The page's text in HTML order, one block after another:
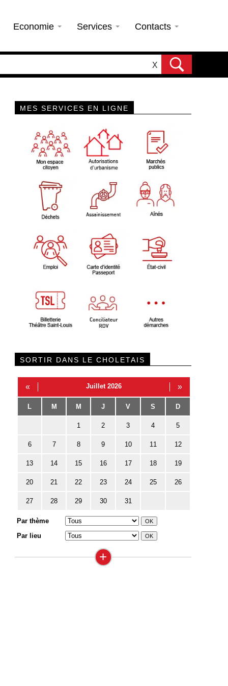
Economie Services Contacts
X
MES SERVICES EN LIGNE
SORTIR DANS LE CHOLETAIS
« Juillet 2026 »
L M M J V S D
1 2 3 4 5
6 7 8 9 10 11 12
13 14 15 16 17 18 19
20 21 22 23 24 25 26
27 28 29 30 31
Par thème
Par lieu
+